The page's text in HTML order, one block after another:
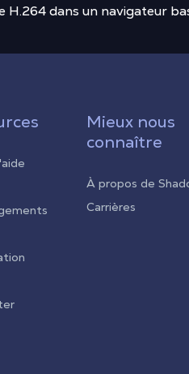
H.264 dans un navigateur
Mieux nous
connaître
À propos de
Carrières